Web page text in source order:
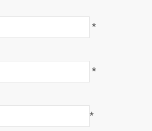
*
*
*